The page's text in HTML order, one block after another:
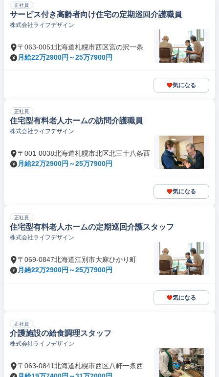
正社員
サービス付き高齢者向け住宅の定期巡回介護職員
株式会社ライフデザイン
〒063-0051北海道札幌市西区宮の沢一条
月給22万2900円～25万7900円
気になる
正社員
住宅型有料老人ホームの訪問介護職員
株式会社ライフデザイン
〒001-0038北海道札幌市北区北三十八条西
月給22万2900円～25万7900円
気になる
正社員
住宅型有料老人ホームの定期巡回介護スタッフ
株式会社ライフデザイン
〒069-0847北海道江別市大麻ひかり町
月給22万2900円～25万7900円
気になる
正社員
介護施設の給食調理スタッフ
株式会社ライフデザイン
〒063-0841北海道札幌市西区八軒一条西